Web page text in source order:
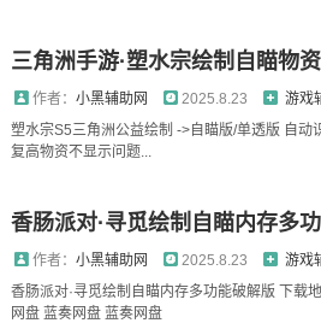
三角洲手游·塑水宗绘制自瞄物
作者： 小黑辅助网 2025.8.23
游戏
塑水宗S5三角洲公益绘制 ->自瞄版/单透版 自动
复高物资不显示问题...
香肠派对·寻觅绘制自瞄内存多
作者： 小黑辅助网 2025.8.23
游戏
香肠派对·寻觅绘制自瞄内存多功能破解版 下载
网盘 蓝奏网盘 蓝奏网盘